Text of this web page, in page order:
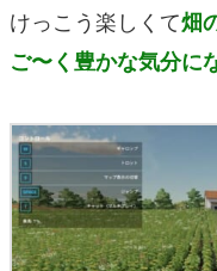
けっこう楽しくて畑
ご〜く豊かな気分に